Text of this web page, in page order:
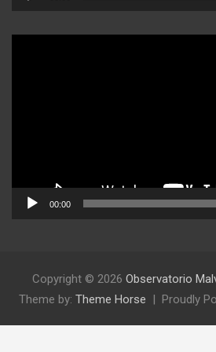
00:00
Copyright © 2026 Observatorio
Theme by: Theme Horse Proudly